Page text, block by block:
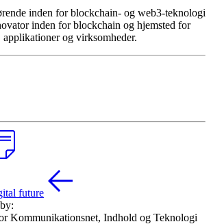
inden for blockchain- og web3-teknologi
inden for blockchain og hjemsted for
og virksomheder.
future
Kommunikationsnet, Indhold og Teknologi